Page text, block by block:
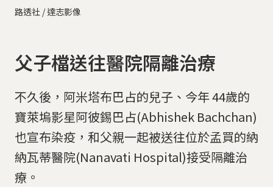
路透社 / 達志影像
父子檔送往醫院隔離治療
不久後，阿米塔布巴占的兒子、今年 44歲的
寶萊塢影星阿彼錫巴占(Abhishek Bachchan)
也宣布染疫，和父親一起被送往位於孟買的納
納瓦蒂醫院(Nanavati Hospital)接受隔離治
療。